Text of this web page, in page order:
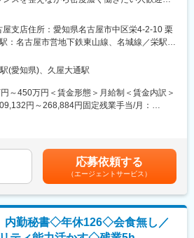
ています。
ル、銀座シャネル、大江戸温泉物語、北九州
長を目指して次のステージへとギアを上げ
仲間を求めております。
ないように見える不動産を取得し、自社独
売買事業を主軸に事業を展開しています。
独自性があり、競合他社の参入障壁が高く
強固になり、業界のリーディングカンパニー
定性の両方を兼ね備え、さらなる成長に向け
定める業務
を中心にマンションの建築・運営を行うディ
に加え、沖縄、北海道や海外でのホテルの
業展開を行っています。
社員で事務業務を分担しながら運営してき
、社外との連絡対応、来客・会食対応、送
信など広報業務
支店住所：愛知県名古屋市中区栄4-2-10 栗
：名古屋市営地下鉄東山線、名城線／栄駅受
面禁煙変更の範囲：会社の定める事業所
(愛知県)、久屋大通駅
～450万円＜賃金形態＞月給制＜賃金内訳＞
円～268,884円固定残業手当/月：
給実績2回・3ヶ月分■昇給：年2回（6月、12
足】固定残業代は、所定労働時間（1日7時
間（1日8時間）以内の法定内残業22時間分
増賃金ではございません）。賃金はあくま
、選考を通じて上下する可能性がありま
手当を含めた表記です。
応募依頼する
（エージェントサービス）
内勤秘書◇年休126◇会食無し／